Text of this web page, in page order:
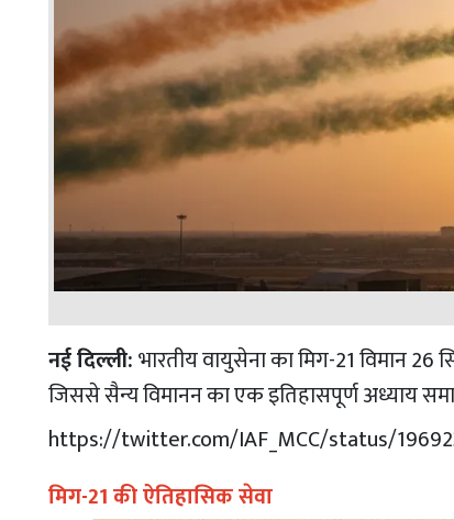
नई दिल्ली:भारतीय वायुसेना का मिग-21 विमान
जिससे सैन्य विमानन का एक इतिहासपूर्ण अध्याय
https://twitter.com/IAF_MCC/status/
मिग-21 की ऐतिहासिक सेवा